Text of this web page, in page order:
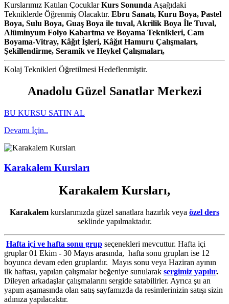
Kurslarımız Katılan ÇocuklarKurs SonundaAşağıdaki
Tekniklerde Öğrenmiş Olacaktır. Ebru Sanatı, Kuru Boya, Pastel
Boya, Sulu Boya, Guaş Boya ile tuval, Akrilik Boya İle Tuval,
Alüminyum Folyo Kabartma ve Boyama Teknikleri, Cam
Boyama-Vitray, Kâğıt İşleri, Kâğıt Hamuru Çalışmaları,
Şekillendirme, Seramik ve Heykel Çalışmaları,
Kolaj Teknikleri Öğretilmesi Hedeflenmiştir.
Anadolu Güzel Sanatlar Merkezi
BU KURSU SATIN AL
Devamı İçin..
Karakalem Kursları
Karakalem Kursları,
Karakalem kurslarımızda güzel sanatlara hazırlık veya özel ders
seklinde yapılmaktadır.
Hafta içi ve hafta sonu grup seçenekleri mevcuttur. Hafta içi
gruplar 01 Ekim - 30 Mayıs arasında, hafta sonu grupları ise 12
boyunca devam eden gruplardır. Mayıs sonu veya Haziran ayının
ilk haftası, yapılan çalışmalar beğeniye sunularak sergimiz yapılır.
Dileyen arkadaşlar çalışmalarını sergide satabilirler. Ayrıca şu an
yapım aşamasında olan satış sayfamızda da resimlerinizin satışı sizin
adınıza yapılacaktır.